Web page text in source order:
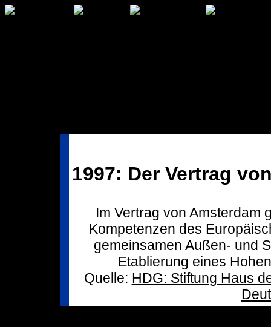
1997: Der Vertrag
Im Vertrag von Amsterdam
Kompetenzen des
gemeinsamen Außen- und
Etablierung eines
Quelle: HDG: Stiftung Haus